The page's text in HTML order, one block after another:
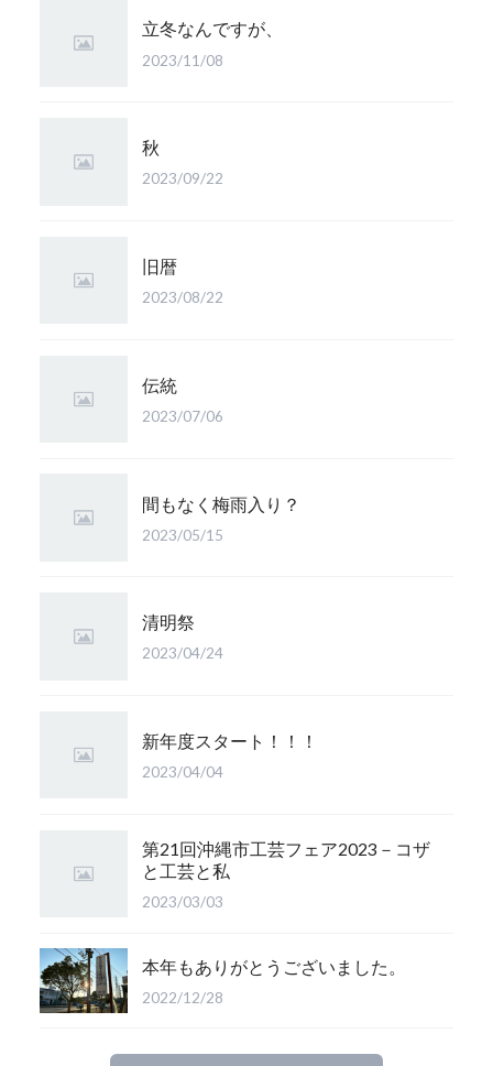
立冬なんですが、
2023/11/08
秋
2023/09/22
旧暦
2023/08/22
伝統
2023/07/06
間もなく梅雨入り？
2023/05/15
清明祭
2023/04/24
新年度スタート！！！
2023/04/04
第21回沖縄市工芸フェア2023－コザ
と工芸と私
2023/03/03
本年もありがとうございました。
2022/12/28